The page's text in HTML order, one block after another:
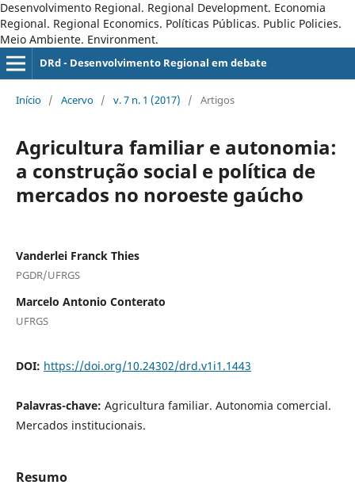
Desenvolvimento Regional. Regional Development. Economia
Regional. Regional Economics. Políticas Públicas. Public Policies.
Meio Ambiente. Environment.
DRd - Desenvolvimento Regional em debate
Início / Acervo / v. 7 n. 1 (2017) / Artigos
Agricultura familiar e autonomia:
a construção social e política de
mercados no noroeste gaúcho
Vanderlei Franck Thies
PGDR/UFRGS
Marcelo Antonio Conterato
UFRGS
DOI: https://doi.org/10.24302/drd.v1i1.1443
Palavras-chave: Agricultura familiar. Autonomia comercial.
Mercados institucionais.
Resumo